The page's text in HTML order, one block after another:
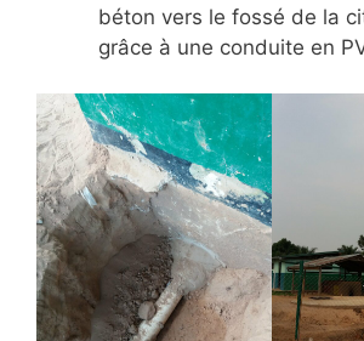
béton vers le fossé de la
grâce à une conduite en